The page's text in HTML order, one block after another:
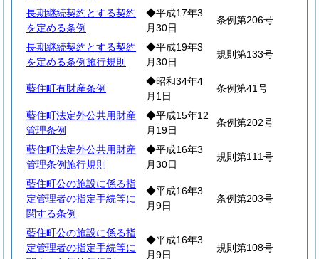
長期継続契約とする契約
を定める条例
◆平成17年3
月30日
条例第206号
長期継続契約とする契約
を定める条例施行規則
◆平成19年3
月30日
規則第133号
藍住町有財産条例
◆昭和34年4
月1日
条例第41号
藍住町法定外公共用財産
管理条例
◆平成15年12
月19日
条例第202号
藍住町法定外公共用財産
管理条例施行規則
◆平成16年3
月30日
規則第111号
藍住町公の施設に係る指
定管理者の指定手続等に
関する条例
◆平成16年3
月9日
条例第203号
藍住町公の施設に係る指
定管理者の指定手続等に
◆平成16年3
月9日
規則第108号